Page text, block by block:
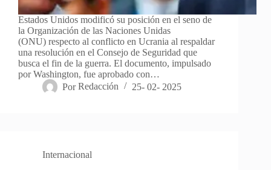
Estados Unidos modificó su posición en el seno de
la Organización de las Naciones Unidas
(ONU) respecto al conflicto en Ucrania al respaldar
una resolución en el Consejo de Seguridad que
busca el fin de la guerra. El documento, impulsado
por Washington, fue aprobado con…
Por Redacción 25- 02- 2025
Internacional